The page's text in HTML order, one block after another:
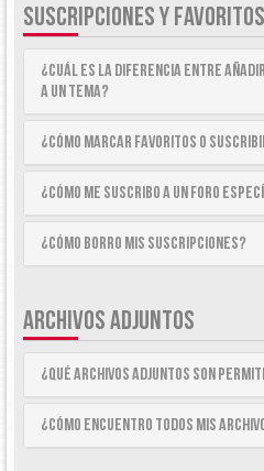
SUSCRIPCIONES Y FAVORITOS
¿Cuál es la diferencia entre
a un tema?
¿Cómo marcar Favoritos o
¿Cómo me suscribo a un foro
¿Cómo borro mis suscripciones?
ARCHIVOS ADJUNTOS
¿Qué archivos adjuntos son
¿Cómo encuentro todos mis